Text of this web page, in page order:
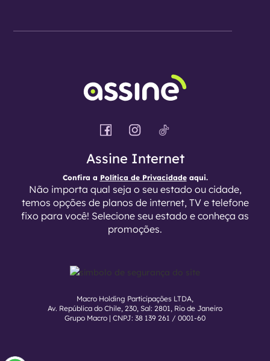
Assine Internet
Confira a Política de Privacidadeaqui.
Não importa qual seja o seu estado ou cidade,
temos opções de planos de internet, TV e telefone
fixo para você! Selecione seu estado e conheça as
promoções.
Macro Holding Participações LTDA,
Av. República do Chile, 230, Sal: 2801, Rio de Janeiro
Grupo Macro | CNPJ: 38 139 261 / 0001-60